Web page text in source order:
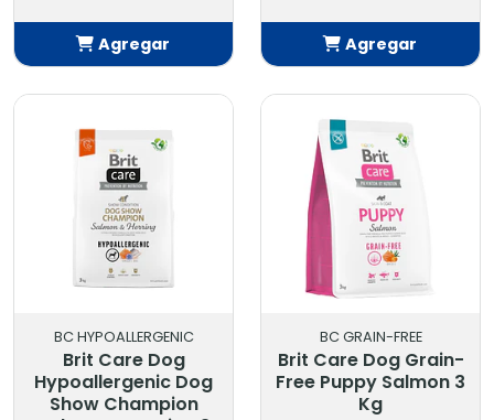
Agregar
Agregar
BC HYPOALLERGENIC
Brit Care Dog
Hypoallergenic Dog
Show Champion
BC GRAIN-FREE
Brit Care Dog Grain-
Free Puppy Salmon 3
Kg